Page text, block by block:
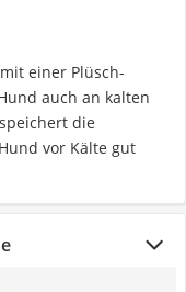
einer Plüsch-
auch an kalten
die
vor Kälte gut